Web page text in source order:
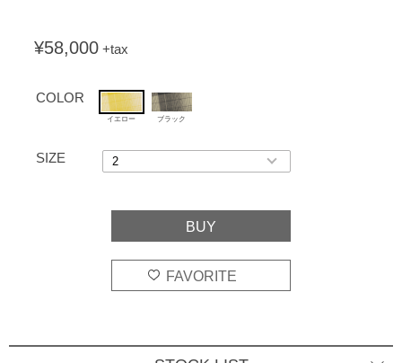
¥58,000 +tax
COLOR
イエロー ブラック
SIZE